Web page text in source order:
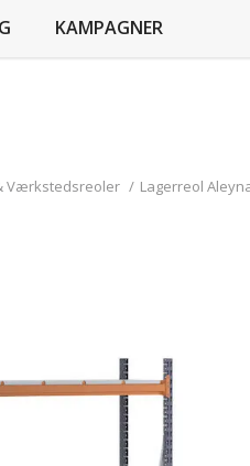
KAMPAGNER
Værkstedsreoler / Lagerreol